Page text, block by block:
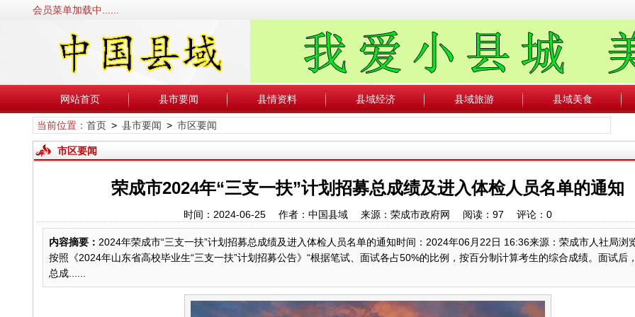
会员菜单加载中......
网站首页 县市要闻 县情资料 县域经济 县域旅游 县域美食
当前位置： 首页> 县市要闻 > 市区要闻
市区要闻
荣成市2024年“三支一扶”计划招募总成绩及进入体检人员名单的通知
时间：2024-06-25 作者：中国县域 来源：荣成市政府网 阅读： 97 评论： 0
内容摘要： 2024年荣成市“三支一扶”计划招募总成绩及进入体检人员名单的通知时间：2024年06月22日 16:36来源：荣成市人社局浏
按照《2024年山东省高校毕业生“三支一扶”计划招募公告》“根据笔试、面试各占50%的比例，按百分制计算考生的综合成绩。面试后
总成......